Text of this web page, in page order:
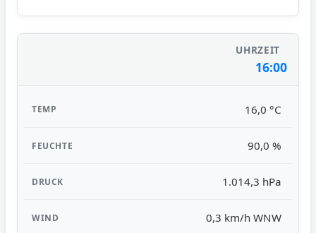
16:00
16,0 °C
90,0 %
1.014,3 hPa
0,3 km/h WNW